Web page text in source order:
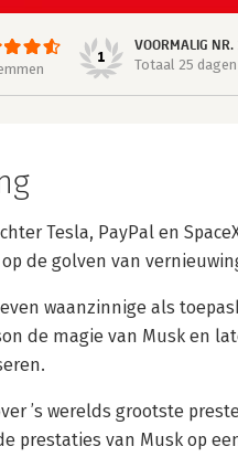
1
VOORMALIG NR.
Totaal 25 dagen
Tesla, PayPal en
de golven van
waanzinnige als
de magie van Musk en
’s werelds grootste
prestaties van Musk op